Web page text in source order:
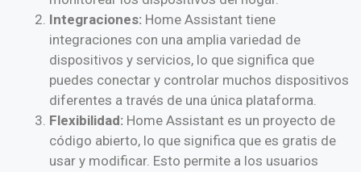
Integraciones: Home Assistant tiene
integraciones con una amplia variedad de
dispositivos y servicios, lo que significa que
puedes conectar y controlar muchos dispositivos
diferentes a través de una única plataforma.
Flexibilidad: Home Assistant es un proyecto de
código abierto, lo que significa que es gratis de
usar y modificar. Esto permite a los usuarios